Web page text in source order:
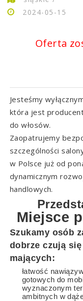
2024-05-15
Oferta
Jesteśmy
która jest
do włosów.
Zaopatrujemy
szczególności
w Polsce już od
dynamicznym
handlowych.
Miejsce
Szukamy osób
dobrze czują
mających:
łatwość
gotowych do
wyznaczonym
ambitnych w